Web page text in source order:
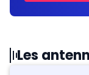
Les